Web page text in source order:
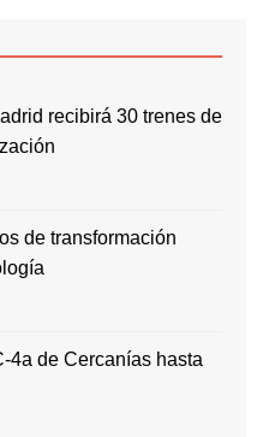
recibirá 30 trenes de
de transformación
4a de Cercanías hasta